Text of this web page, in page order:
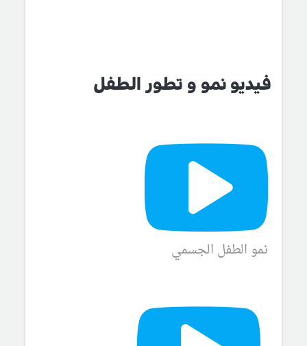
فيديو نمو و تطور الطفل
نمو الطفل الجسمي